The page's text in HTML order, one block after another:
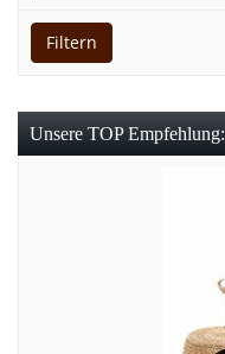
Filtern
Unsere TOP Empfehlung: